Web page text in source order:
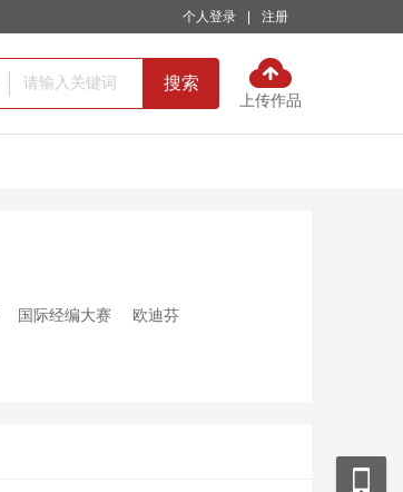
个人登录 注册
搜索
上传作品
国际经编大赛 欧迪芬